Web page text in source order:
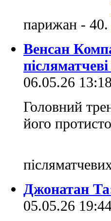
парижан - 40.
Венсан
06.05.26 13:18
Головний
його
Джонатан
05.05.26